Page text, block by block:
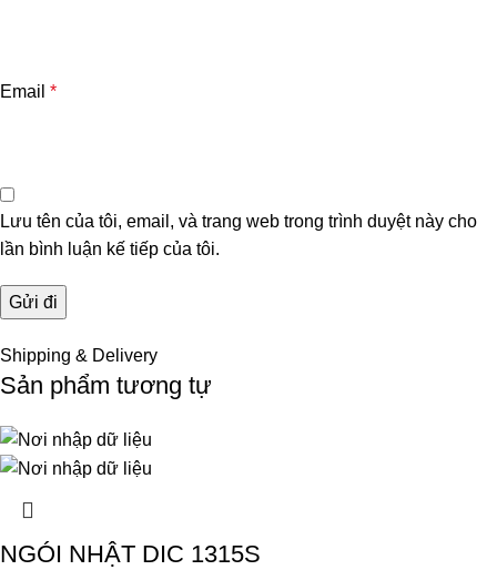
Email *
Lưu tên của tôi, email, và trang web trong trình duyệt này cho
lần bình luận kế tiếp của tôi.
Shipping & Delivery
Sản phẩm tương tự
NGÓI NHẬT DIC 1315S